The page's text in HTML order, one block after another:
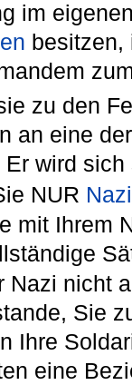
im
besitzen,
zu den
an eine
Er wird
NUR
mit Ihrem
Nazi nicht
Sie
Ihre
eine